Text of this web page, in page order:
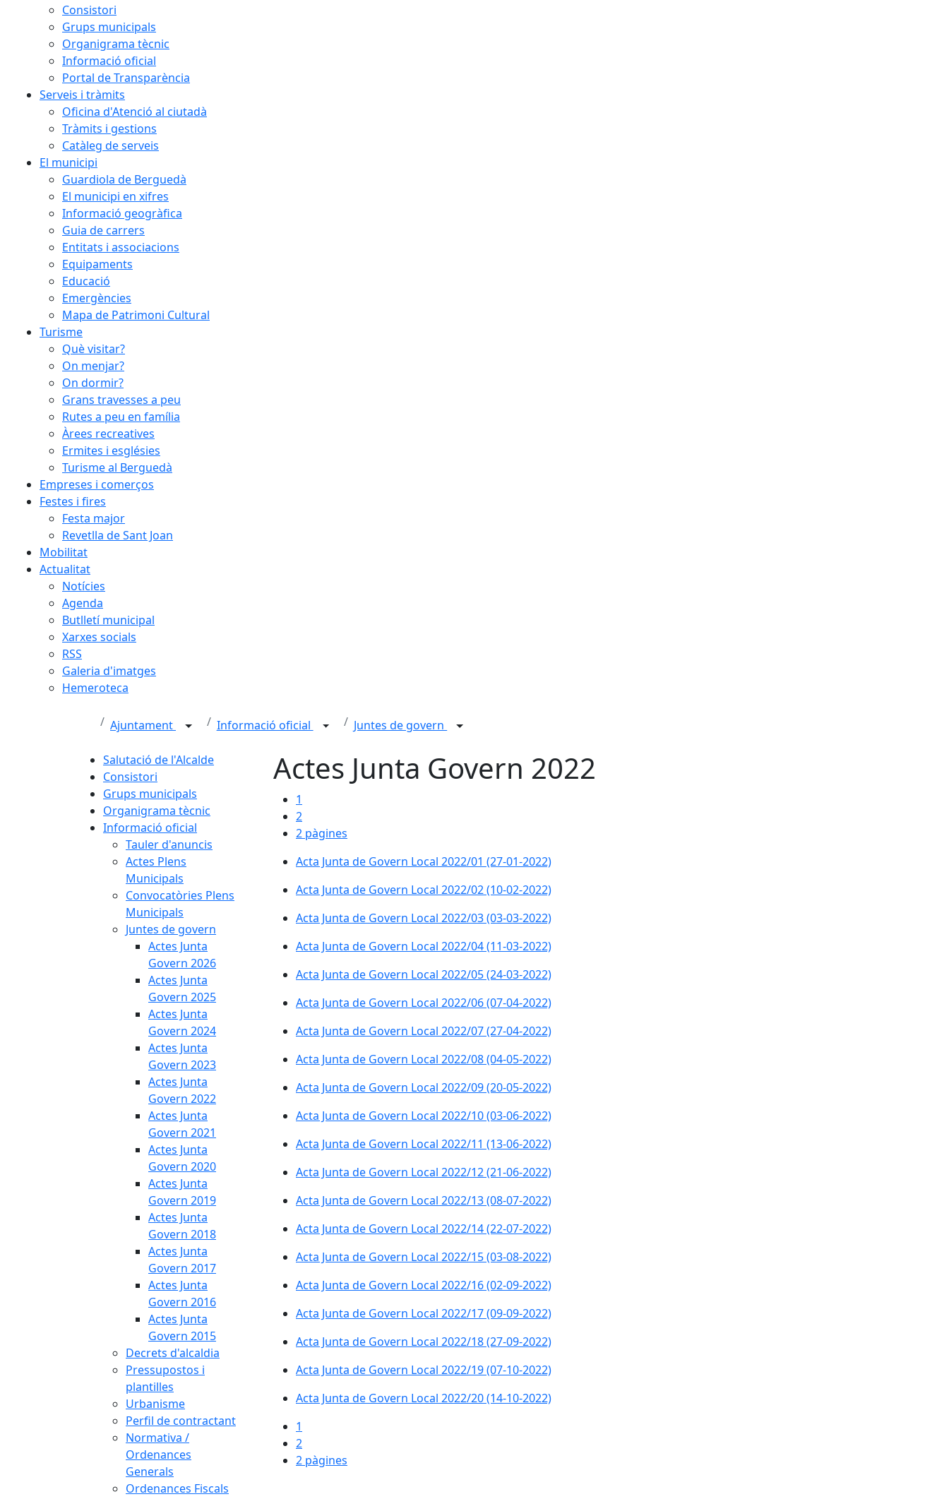
Consistori
Grups municipals
Organigrama tècnic
Informació oficial
Portal de Transparència
Serveis i tràmits
Oficina d'Atenció al ciutadà
Tràmits i gestions
Catàleg de serveis
El municipi
Guardiola de Berguedà
El municipi en xifres
Informació geogràfica
Guia de carrers
Entitats i associacions
Equipaments
Educació
Emergències
Mapa de Patrimoni Cultural
Turisme
Què visitar?
On menjar?
On dormir?
Grans travesses a peu
Rutes a peu en família
Àrees recreatives
Ermites i esglésies
Turisme al Berguedà
Empreses i comerços
Festes i fires
Festa major
Revetlla de Sant Joan
Mobilitat
Actualitat
Notícies
Agenda
Butlletí municipal
Xarxes socials
RSS
Galeria d'imatges
Hemeroteca
Ajuntament Informació oficial Juntes de govern
Salutació de l'Alcalde
Consistori
Grups municipals
Organigrama tècnic
Informació oficial
Tauler d'anuncis
Actes Plens
Municipals
Convocatòries Plens
Municipals
Juntes de govern
Actes Junta
Govern 2026
Actes Junta
Govern 2025
Actes Junta
Govern 2024
Actes Junta
Govern 2023
Actes Junta
Govern 2022
Actes Junta
Govern 2021
Actes Junta
Govern 2020
Actes Junta
Govern 2019
Actes Junta
Govern 2018
Actes Junta
Govern 2017
Actes Junta
Govern 2016
Actes Junta
Govern 2015
Decrets d'alcaldia
Pressupostos i
plantilles
Urbanisme
Perfil de contractant
Normativa /
Ordenances
Generals
Ordenances Fiscals
Actes Junta Govern 2022
1
2
2 pàgines
Acta Junta de Govern Local 2022/01 (27-01-2022)
Acta Junta de Govern Local 2022/02 (10-02-2022)
Acta Junta de Govern Local 2022/03 (03-03-2022)
Acta Junta de Govern Local 2022/04 (11-03-2022)
Acta Junta de Govern Local 2022/05 (24-03-2022)
Acta Junta de Govern Local 2022/06 (07-04-2022)
Acta Junta de Govern Local 2022/07 (27-04-2022)
Acta Junta de Govern Local 2022/08 (04-05-2022)
Acta Junta de Govern Local 2022/09 (20-05-2022)
Acta Junta de Govern Local 2022/10 (03-06-2022)
Acta Junta de Govern Local 2022/11 (13-06-2022)
Acta Junta de Govern Local 2022/12 (21-06-2022)
Acta Junta de Govern Local 2022/13 (08-07-2022)
Acta Junta de Govern Local 2022/14 (22-07-2022)
Acta Junta de Govern Local 2022/15 (03-08-2022)
Acta Junta de Govern Local 2022/16 (02-09-2022)
Acta Junta de Govern Local 2022/17 (09-09-2022)
Acta Junta de Govern Local 2022/18 (27-09-2022)
Acta Junta de Govern Local 2022/19 (07-10-2022)
Acta Junta de Govern Local 2022/20 (14-10-2022)
1
2
2 pàgines